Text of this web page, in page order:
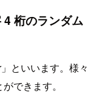
桁のランダム
といいます。様々
できます。